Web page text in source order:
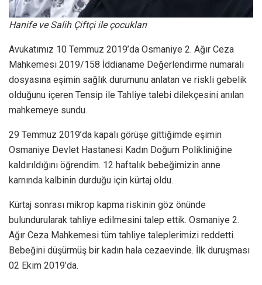
Hanife ve Salih Çiftçi ile çocukları
Avukatımız 10 Temmuz 2019’da Osmaniye 2. Ağır Ceza
Mahkemesi 2019/158 İddianame Değerlendirme numaralı
dosyasına eşimin sağlık durumunu anlatan ve riskli gebelik
olduğunu içeren Tensip ile Tahliye talebi dilekçesini anılan
mahkemeye sundu.
29 Temmuz 2019’da kapalı görüşe gittiğimde eşimin
Osmaniye Devlet Hastanesi Kadın Doğum Polikliniğine
kaldırıldığını öğrendim. 12 haftalık bebeğimizin anne
karnında kalbinin durduğu için kürtaj oldu.
Kürtaj sonrası mikrop kapma riskinin göz önünde
bulundurularak tahliye edilmesini talep ettik. Osmaniye 2.
Ağır Ceza Mahkemesi tüm tahliye taleplerimizi reddetti.
Bebeğini düşürmüş bir kadın hala cezaevinde. İlk duruşması
02 Ekim 2019’da.